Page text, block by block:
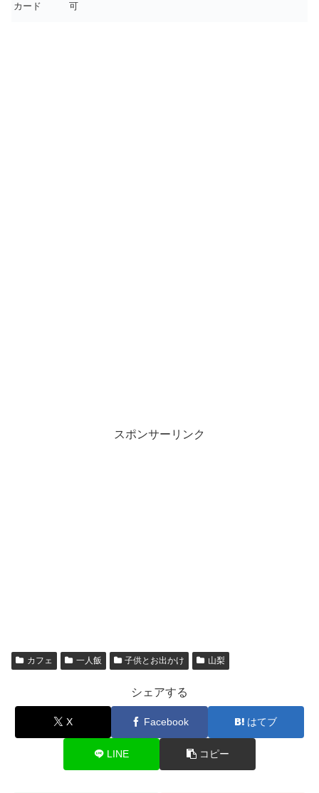
カード 可
スポンサーリンク
カフェ 一人飯 子供とお出かけ 山梨
シェアする
X Facebook はてブ
LINE コピー